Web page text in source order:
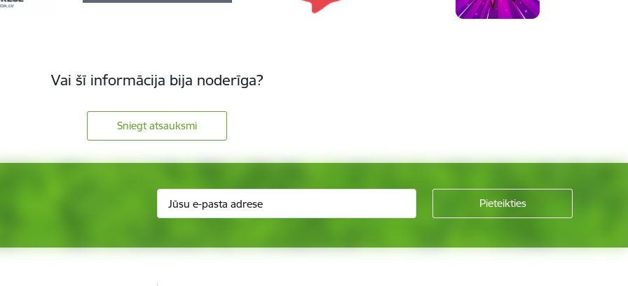
Vai šī informācija bija noderīga?
Sniegt atsauksmi